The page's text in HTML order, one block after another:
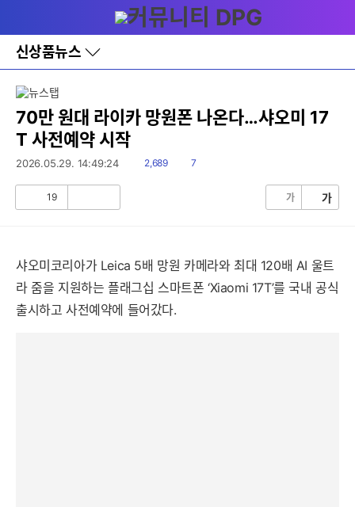
와
홈
신상품뉴스
바
로
레
이
어
창
토
70만 원대 라이카 망원폰 나온다…샤오미 17
T 사전예약 시작
2026.05.29. 14:49:24
읽
2,689
댓
7
19 가 가
샤오미코리아가 Leica 5배 망원 카메라와 최대 120배 AI 울트
라 줌을 지원하는 플래그십 스마트폰 ‘Xiaomi 17T’를 국내 공식
출시하고 사전예약에 들어갔다.